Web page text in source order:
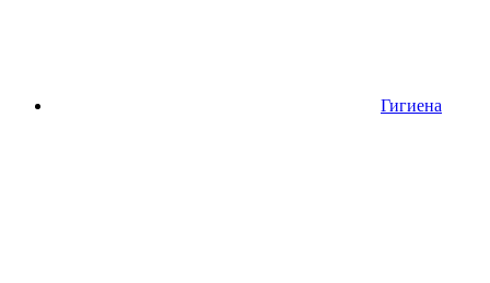
Гигиена